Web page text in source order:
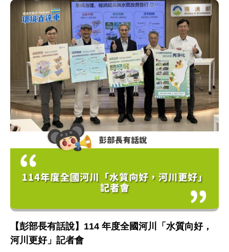
【彭部長有話說】114 年度全國河川「水質向好，
河川更好」記者會